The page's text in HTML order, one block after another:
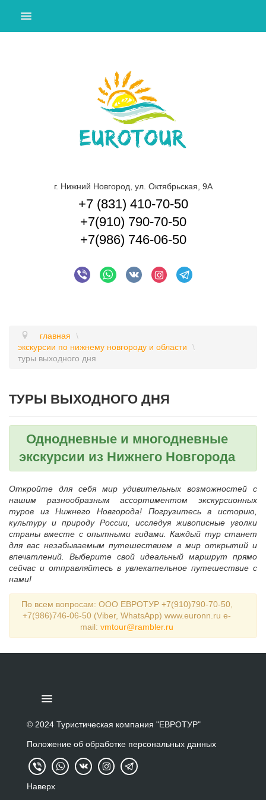
ТУРЫ ПО РОССИИ И СНГ
ЭКСКУРСИИ ПО НИЖНЕМУ НОВГОРОДУ И
КРУИЗЫ
СПОСОБЫ ОПЛАТЫ
ДОП. УСЛУГИ
КОНТАКТЫ
г. Нижний Новгород, ул. Октябрьская, 9А
+7 (831) 410-70-50
+7(910) 790-70-50
+7(986) 746-06-50
главная
\
экскурсии по нижнему новгороду и области
\
туры выходного дня
ТУРЫ ВЫХОДНОГО ДНЯ
Однодневные и многодневные
экскурсии из Нижнего Новгорода
Откройте для себя мир удивительных возможностей с
нашим разнообразным ассортиментом экскурсионных
туров из Нижнего Новгорода! Погрузитесь в историю,
культуру и природу России, исследуя живописные уголки
страны вместе с опытными гидами. Каждый тур станет
для вас незабываемым путешествием в мир открытий и
впечатлений. Выберите свой идеальный маршрут прямо
сейчас и отправляйтесь в увлекательное путешествие с
нами!
По всем вопросам: ООО ЕВРОТУР +7(910)790-70-50,
+7(986)746-06-50 (Viber, WhatsApp) www.euronn.ru e-
mail: vmtour@rambler.ru
ПОДБОР ТУРА
ТУРЫ ЗА ГРАНИЦУ
ТУРЫ ПО РОССИИ И СНГ
© 2024 Туристическая компания "ЕВРОТУР"
Положение об обработке персональных данных
Наверх